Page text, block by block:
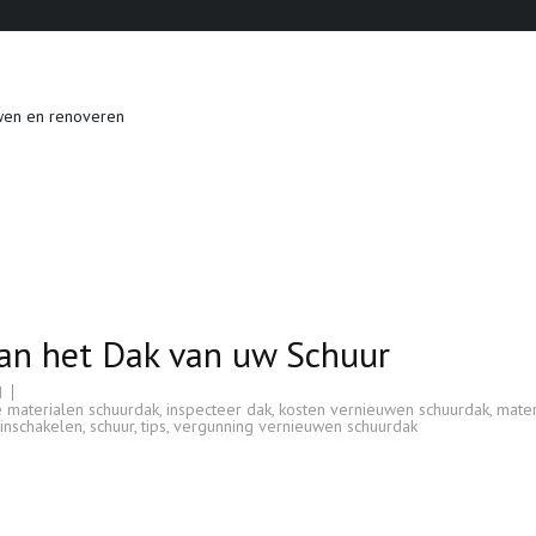
en renoveren
het Dak van uw Schuur
materialen schuurdak, inspecteer dak, kosten vernieuwen schuurdak,
, schuur,tips, vergunning vernieuwen schuurdak